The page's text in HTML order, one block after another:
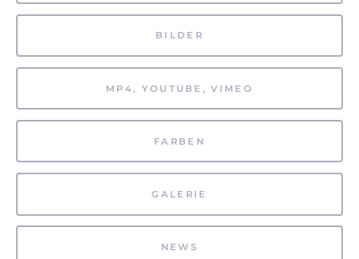
BILDER
MP4, YOUTUBE, VIMEO
FARBEN
GALERIE
NEWS